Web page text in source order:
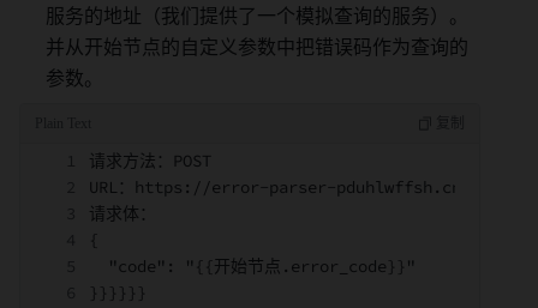
服务的地址（我们提供了一个模拟查询的服务）。
并从开始节点的自定义参数中把错误码作为查询的
参数。
请求方法：POST
URL：https://error-parser-pduhlwffsh.cn-
请求体：
{
  "code": "{{开始节点.error_code}}"
}}}}}}